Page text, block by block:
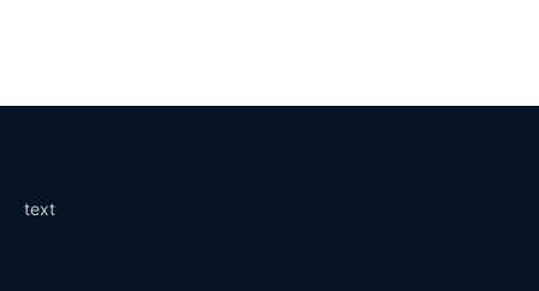
text